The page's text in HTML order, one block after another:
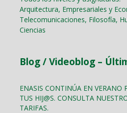
Arquitectura, Empresariales y
Telecomunicaciones, Filosofía,
Ciencias
Blog / Videoblog –
ENASIS CONTINÚA EN VERANO
TUS HIJ@S. CONSULTA
TARIFAS.